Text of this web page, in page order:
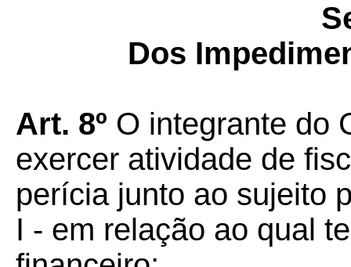
Dos
Art. 8º O integrante do
exercer atividade de
perícia junto ao sujeito
I - em relação ao qual